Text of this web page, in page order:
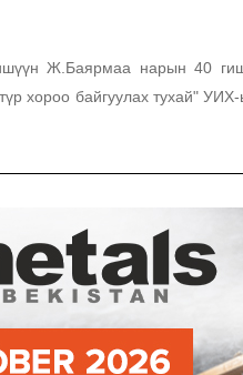
Ж.Баярмаа нарын 40
хороо байгуулах тухай"